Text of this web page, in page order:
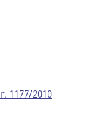
1177/2010